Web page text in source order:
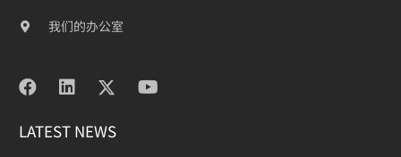
我们的办公室
LATEST NEWS